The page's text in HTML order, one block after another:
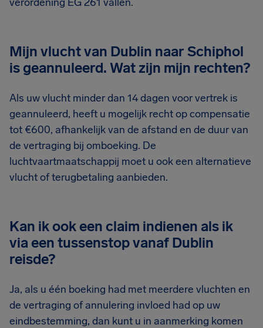
Mijn vlucht van Dublin naar Schiphol
is geannuleerd. Wat zijn mijn rechten?
Als uw vlucht minder dan 14 dagen voor vertrek is
geannuleerd, heeft u mogelijk recht op compensatie
tot €600, afhankelijk van de afstand en de duur van
de vertraging bij omboeking. De
luchtvaartmaatschappij moet u ook een alternatieve
vlucht of terugbetaling aanbieden.
Kan ik ook een claim indienen als ik
via een tussenstop vanaf Dublin
reisde?
Ja, als u één boeking had met meerdere vluchten en
de vertraging of annulering invloed had op uw
eindbestemming, dan kunt u in aanmerking komen